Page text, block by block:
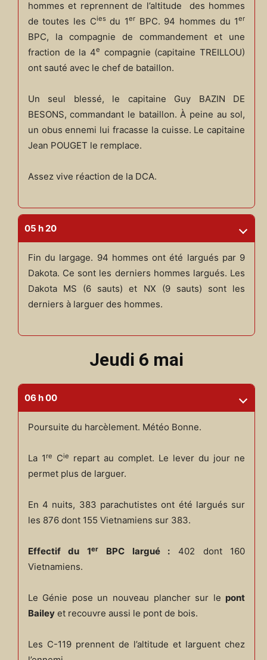
hommes et reprennent de l’altitude des hommes
de toutes les Ciesdu 1er BPC. 94 hommes du 1er
BPC, la compagnie de commandement et une
fraction de la 4e compagnie (capitaine TREILLOU)
ont sauté avec le chef de bataillon.
Un seul blessé, le capitaine Guy BAZIN DE
BESONS, commandant le bataillon. À peine au sol,
un obus ennemi lui fracasse la cuisse. Le capitaine
Jean POUGET le remplace.
Assez vive réaction de la DCA.
05 h 20
Fin du largage. 94 hommes ont été largués par 9
Dakota. Ce sont les derniers hommes largués. Les
Dakota MS (6 sauts) et NX (9 sauts) sont les
derniers à larguer des hommes.
Jeudi 6 mai
06 h 00
Poursuite du harcèlement. Météo Bonne.
La 1re Cie
repart au complet. Le lever du jour ne
permet plus de larguer.
En 4 nuits, 383 parachutistes ont été largués sur
les 876 dont 155 Vietnamiens sur 383.
Effectif du 1er BPC largué : 402 dont 160
Vietnamiens.
Le Génie pose un nouveau plancher sur le pont
Baileyet recouvre aussi le pont de bois.
Les C-119 prennent de l’altitude et larguent chez